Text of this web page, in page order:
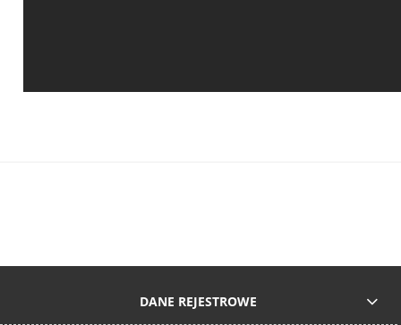
DANE REJESTROWE